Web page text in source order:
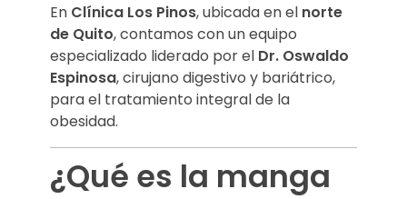
En Clínica Los Pinos, ubicada en el norte
de Quito, contamos con un equipo
especializado liderado por el Dr. Oswaldo
Espinosa, cirujano digestivo y bariátrico,
para el tratamiento integral de la
obesidad.
¿Qué es la manga